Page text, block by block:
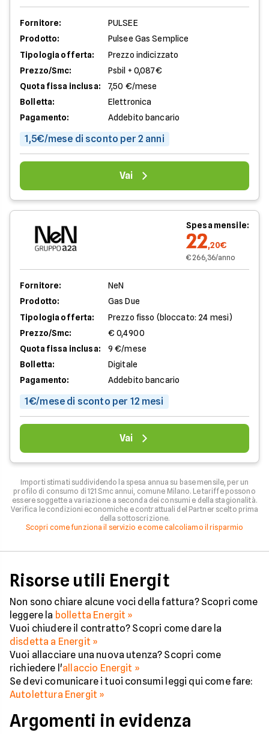
Fornitore:
PULSEE
Prodotto:
Pulsee Gas Semplice
Tipologia offerta:
Prezzo indicizzato
Prezzo/Smc:
Psbil + 0,087€
Quota fissa inclusa:
7,50 €/mese
Bolletta:
Elettronica
Pagamento:
Addebito bancario
1,5€/mese di sconto per 2 anni
Vai
Spesa mensile:
22,20€
€ 266,36/anno
Fornitore:
NeN
Prodotto:
Gas Due
Tipologia offerta:
Prezzo fisso (bloccato: 24 mesi)
Prezzo/Smc:
€ 0,4900
Quota fissa inclusa:
9 €/mese
Bolletta:
Digitale
Pagamento:
Addebito bancario
1€/mese di sconto per 12 mesi
Vai
Importi stimati suddividendo la spesa annua su base mensile, per un
profilo di consumo di 121 Smc annui, comune Milano. Le tariffe possono
essere soggette a variazione a seconda dei consumi e della stagionalità.
Verifica le condizioni economiche e contrattuali del Partner scelto prima
della sottoscrizione.
Scopri come funziona il servizio e come calcoliamo il risparmio
Risorse utili Energit
Non sono chiare alcune voci della fattura? Scopri come
leggere la bolletta Energit »
Vuoi chiudere il contratto? Scopri come dare la
disdetta a Energit »
Vuoi allacciare una nuova utenza? Scopri come
richiedere l'allaccio Energit »
Se devi comunicare i tuoi consumi leggi qui come fare:
Autolettura Energit »
Argomenti in evidenza